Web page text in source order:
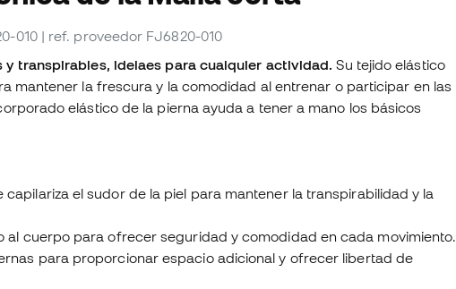
010 | ref. proveedor FJ6820-010
y transpirables, idelaes para cualquier actividad. Su tejido elástico
mantener la frescura y la comodidad al entrenar o participar en las
elástico de la pierna ayuda a tener a mano los básicos
capilariza el sudor de la piel para mantener la transpirabilidad y la
al cuerpo para ofrecer seguridad y comodidad en cada movimiento.
para proporcionar espacio adicional y ofrecer libertad de